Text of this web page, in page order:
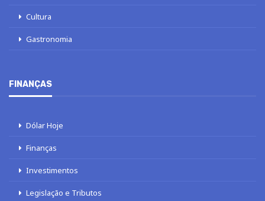
Cultura
Gastronomia
FINANÇAS
Dólar Hoje
Finanças
Investimentos
Legislação e Tributos